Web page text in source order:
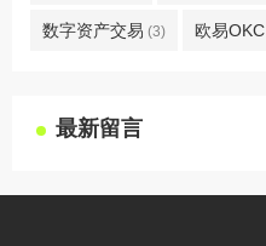
数字资产交易 (3) 欧易OKC
最新留言